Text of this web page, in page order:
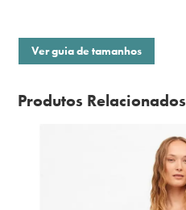
Ver guia de tamanhos
Produtos Relacionados